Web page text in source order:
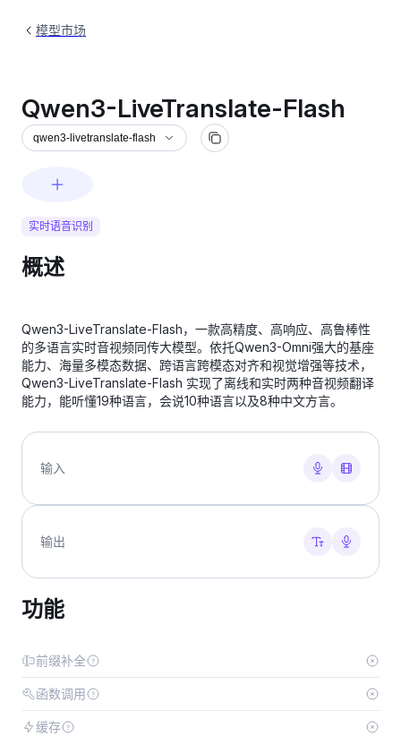
模型市场
Qwen3-LiveTranslate-Flash
qwen3-livetranslate-flash
实时语音识别
概述
Qwen3-LiveTranslate-Flash，一款高精度、高响应、高鲁棒性
的多语言实时音视频同传大模型。依托Qwen3-Omni强大的基座
能力、海量多模态数据、跨语言跨模态对齐和视觉增强等技术，
Qwen3-LiveTranslate-Flash 实现了离线和实时两种音视频翻译
能力，能听懂19种语言，会说10种语言以及8种中文方言。
输入
输出
功能
前缀补全
函数调用
缓存